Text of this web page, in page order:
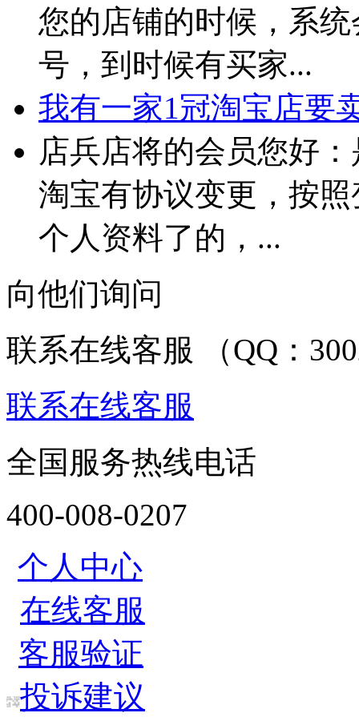
您的店铺的时候，系
号，到时候有买家...
我有一家1冠淘宝店要
店兵店将的会员您好
淘宝有协议变更，按
个人资料了的，...
向他们询问
联系在线客服 （QQ：
联系在线客服
全国服务热线电话
400-008-0207
个人中心
在线客服
客服验证
投诉建议